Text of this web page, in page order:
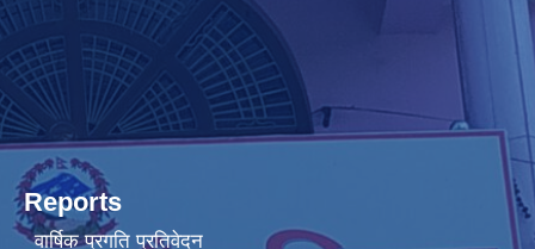
Reports
वार्षिक प्रगति प्रतिवेदन